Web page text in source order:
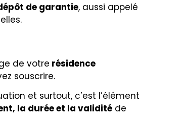
de garantie, aussi appelé
de votre résidence
souscrire.
et surtout, c’est l’élément
la durée et la validité de